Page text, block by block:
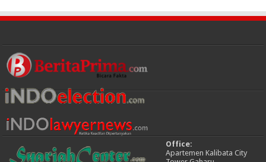
Office:
Apartemen Kalibata City